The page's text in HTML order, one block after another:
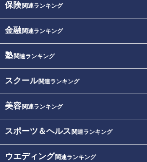
保険関連ランキング
金融関連ランキング
塾関連ランキング
スクール関連ランキング
美容関連ランキング
スポーツ＆ヘルス 関連ランキング
ウエディング関連ランキング